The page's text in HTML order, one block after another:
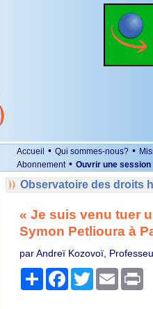
Accueil • Qui sommes-nous? •
Abonnement • Ouvrir une session
Observatoire des droits
« Je suis venu tuer
Symon Petlioura à
par Andreï Kozovoï,
PartagerFacebook
TwitterEmail